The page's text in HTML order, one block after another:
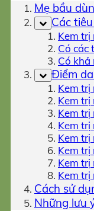
Mẹ bầu
Các
Kem trị
Có các
Có khả
Điểm
Kem trị
Kem trị
Kem trị
Kem trị
Kem trị
Kem trị
Kem trị
Kem trị
Cách sử
Những lưu